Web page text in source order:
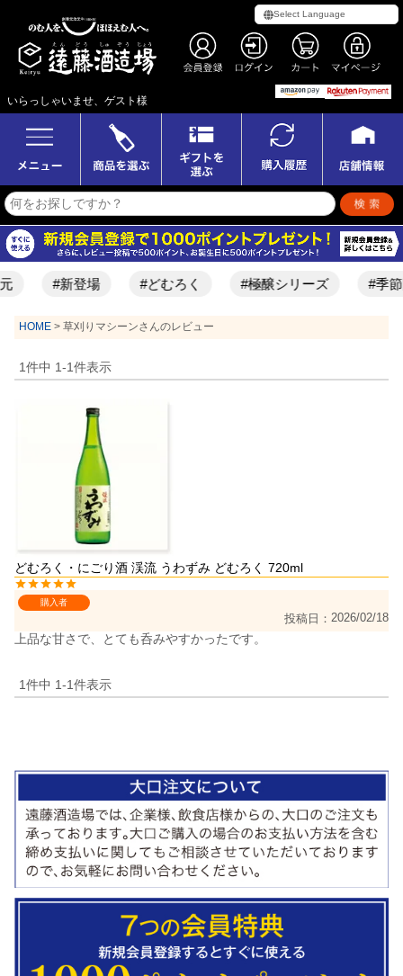
いらっしゃいませ、ゲスト様
#新登場 #どむろく #極醸シリーズ #季節
HOME 草刈りマシーンさんのレビュー
1件中 1-1件表示
どむろく・にごり酒 渓流 うわずみ どむろく 720ml
購入者
投稿日 2026/02/18
上品な甘さで、とても呑みやすかったです。
1件中 1-1件表示